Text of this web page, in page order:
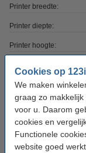
Cookies op
We maken
graag zo
voor u. Daarom
cookies en
Functionele
website goed werkt.
Printer breedte:
Printer diepte:
Printer hoogte:
Printresolutie:
Wifi:
Ethernet:
Wifi direct: